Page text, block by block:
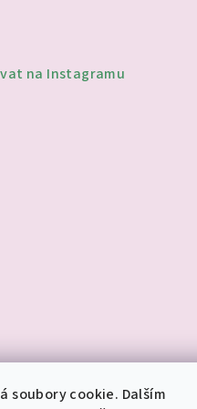
soubory cookie. Dalším
na Instagramu